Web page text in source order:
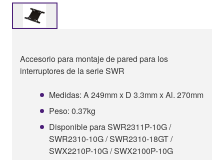
Accesorio para montaje de pared para los
interruptores de la serie SWR
Medidas: A 249mm x D 3.3mm x Al. 270mm
Peso: 0.37kg
Disponible para SWR2311P-10G /
SWR2310-10G / SWR2310-18GT /
SWX2210P-10G / SWX2100P-10G